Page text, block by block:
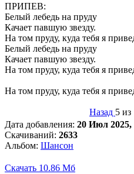
ПРИПЕВ:
Белый лебедь на пруду
Качает павшую звезду.
На том пруду, куда тебя я
Белый лебедь на пруду
Качает павшую звезду.
На том пруду, куда тебя я
На том пруду, куда тебя я
Назад 5 из
Дата добавления: 20 Июл 2025,
Скачиваний: 2633
Альбом: Шансон
Скачать 10.86 Мб